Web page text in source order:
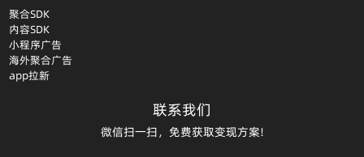
聚合SDK
内容SDK
小程序广告
海外聚合广告
app拉新
联系我们
微信扫一扫，免费获取变现方案!